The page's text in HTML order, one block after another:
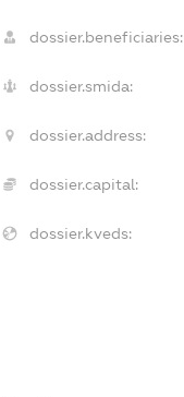
dossier.beneficiaries:
dossier.smida:
dossier.address:
dossier.capital:
dossier.kveds: